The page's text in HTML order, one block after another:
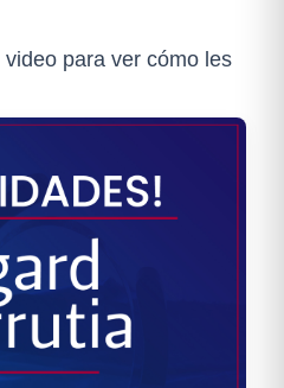
para ver cómo les